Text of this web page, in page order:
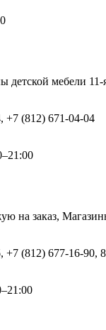
детской мебели
+7 (812) 671-04-04
на заказ,
+7 (812) 677-16-90,